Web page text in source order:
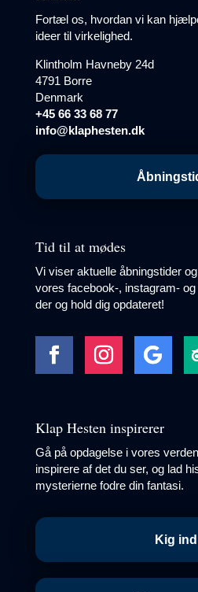
Fortæl os, hvordan vi kan
ideer til virkelighed.
Klintholm Havneby 24d
4791 Borre
Denmark
+45 66 33 68 77
info@klaphesten.dk
Tid til at mødes
Vi viser aktuelle åbningstider
vores facebook-, instagram-
der og hold dig opdateret!
Klap Hesten inspirerer
Gå på opdagelse i vores
inspirere af det du ser, og lad
mysterierne fodre din fantasi.
Kig ind